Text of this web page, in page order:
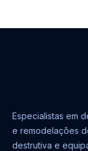
Especialistas em
e remodelações
destrutiva e